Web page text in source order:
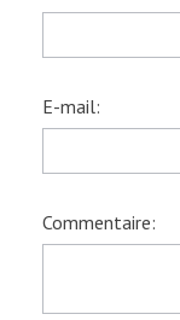
E-mail:
Commentaire: